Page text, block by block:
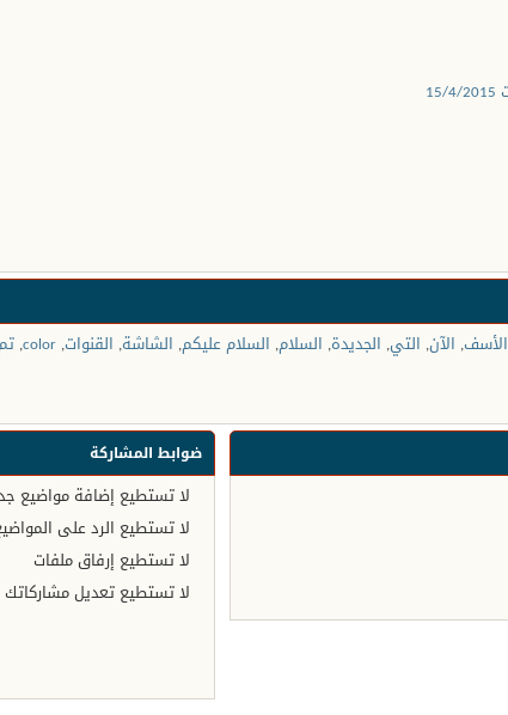
الأسف, الآن, التي, الجديدة, السلام, السلام عليكم, الشاشة, القنوات,
color
,
ضوابط المشاركة
لا تستطيع إضافة مواضيع
لا تستطيع الرد على
لا تستطيع إرفاق ملفات
لا تستطيع تعديل مشاركاتك